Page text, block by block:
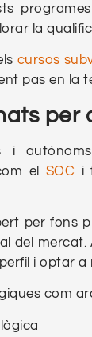
la
cursos
pas en la
i
el SOC i
per fons
del
i optar
com